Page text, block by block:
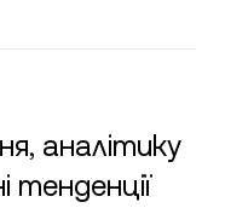
аналітику
тенденції